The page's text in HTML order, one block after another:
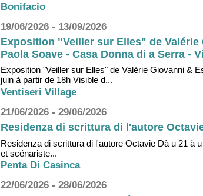
Bonifacio
19/06/2026 - 13/09/2026
Exposition "Veiller sur Elles" de
Paola Soave - Casa Donna di a Serra -
Exposition "Veiller sur Elles" de Valérie Giovanni &
juin à partir de 18h Visible d...
Ventiseri Village
21/06/2026 - 29/06/2026
Residenza di scrittura di l'autore
Residenza di scrittura di l'autore Octavie Dà u 21 à
et scénariste...
Penta Di Casinca
22/06/2026 - 28/06/2026